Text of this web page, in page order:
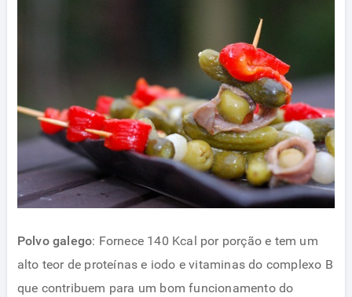
Polvo galego: Fornece 140 Kcal por porção e tem um
alto teor de proteínas e iodo e vitaminas do complexo B
que contribuem para um bom funcionamento do